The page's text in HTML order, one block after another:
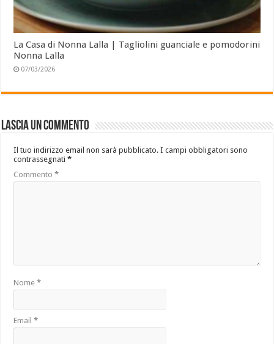
La Casa di Nonna Lalla | Tagliolini guanciale e pomodorini
Nonna Lalla
07/03/2026
Lascia un commento
Il tuo indirizzo email non sarà pubblicato. I campi obbligatori sono
contrassegnati*
Commento*
Nome*
Email*